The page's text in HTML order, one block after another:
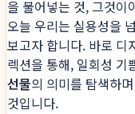
을 불어넣는 것, 그것이
오늘 우리는 실용성을
보고자 합니다. 바로 디
렉션을 통해, 일회성 기
선물의 의미를 탐색하
것입니다.